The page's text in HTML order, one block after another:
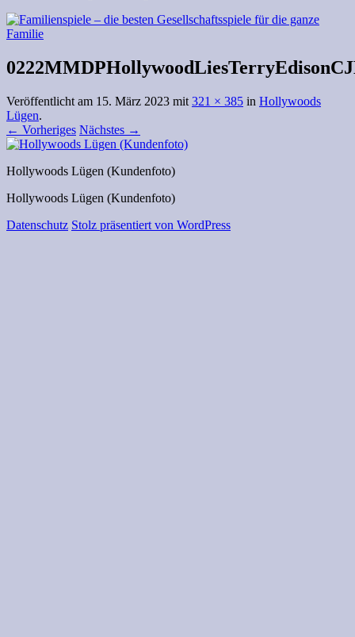
Veröffentlicht am 15. März 2023 mit 321 × 385 in Hollywoods
Lügen.
← Vorheriges Nächstes →
Hollywoods Lügen (Kundenfoto)
Hollywoods Lügen (Kundenfoto)
Datenschutz Stolz präsentiert von WordPress